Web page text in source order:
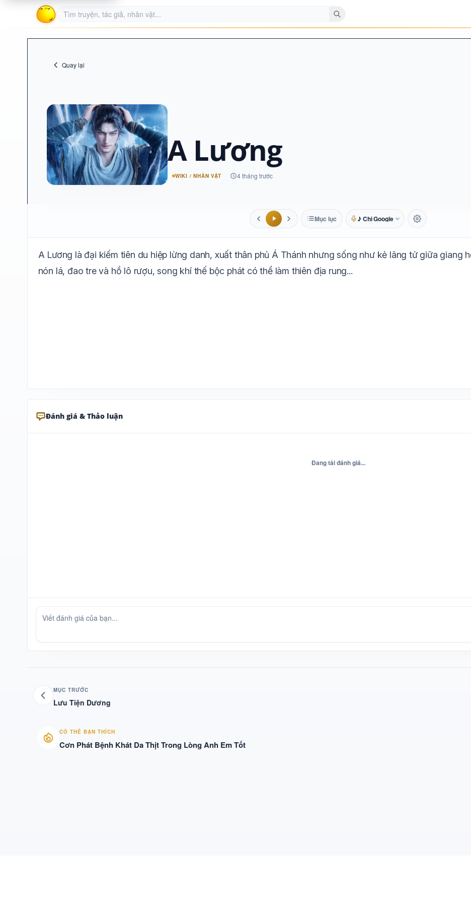
Quay lại
A Lương
WIKI / NHÂN VẬT 4 tháng trước
Mục lục ♪ Chị Google
Trắng Ngà
A Lương là đại kiếm tiên du hiệp lừng danh, xuất thân phủ Á Thánh nhưng sống như kẻ lãng tử giữa giang
nón lá, đao tre và hồ lô rượu, song khí thế bộc phát có thể làm thiên địa rung...
Đánh giá & Thảo luận
Đang tải đánh giá...
MỤC TRƯỚC
Lưu Tiện Dương
CÓ THỂ BẠN THÍCH
Cơn Phát Bệnh Khát Da Thịt Trong Lòng Anh Em Tốt